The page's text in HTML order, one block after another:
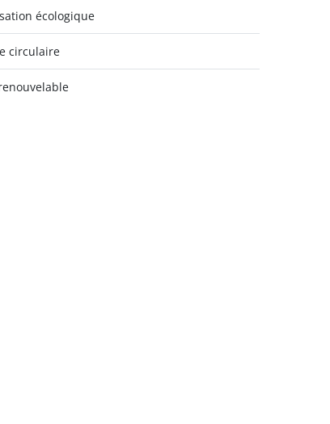
écologique
circulaire